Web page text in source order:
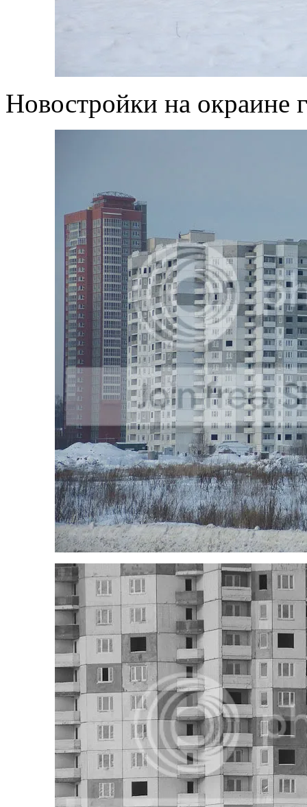
Новостройки на окраине